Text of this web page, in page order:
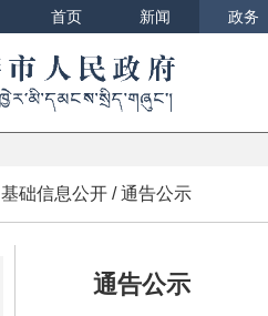
首页 新闻 政务
基础信息公开 /通告公示
通告公示